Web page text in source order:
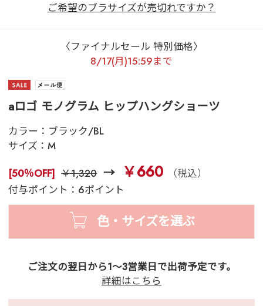
ご希望のブラサイズが売切れですか？
〈ファイナルセール 特別価格〉
8/17(月)15:59まで
aロゴ モノグラム ヒップハングショーツ
カラー： ブラック/BL
サイズ： M
[50％OFF] ￥1,320 ￥660
（税込）
付与ポイント：6ポイント
色・サイズを選ぶ
ご注文の翌日から1～3営業日で出荷予定です。
詳細はこちら